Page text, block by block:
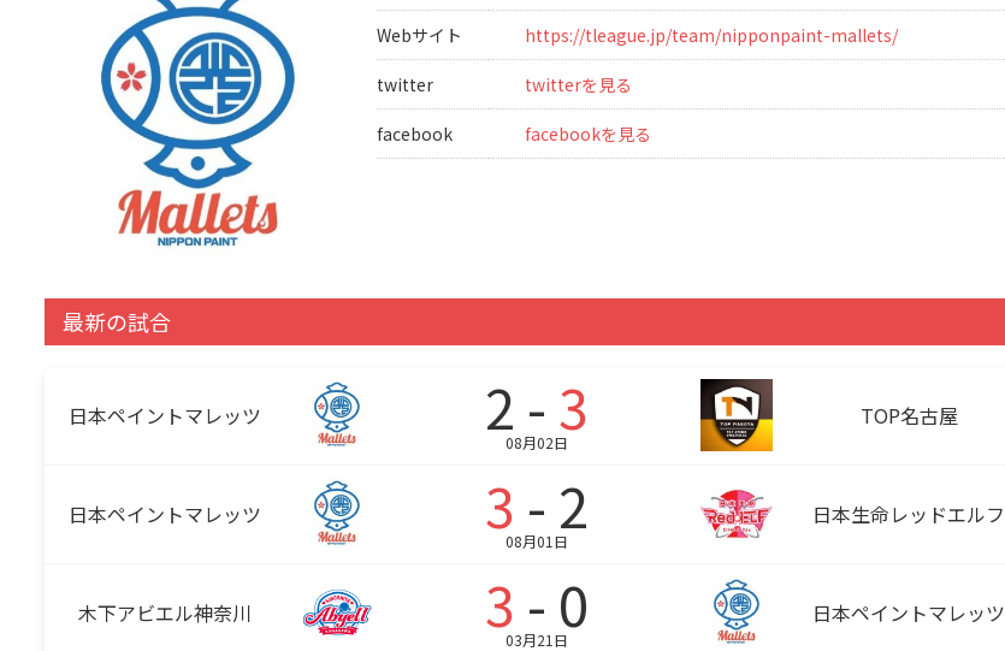
Webサイト https://tleague.jp/team/nipponpaint-mallets/
twitter twitterを見る
facebook facebookを見る
最新の試合
日本ペイントマレッツ 2 - 3
08月02日
TOP名古屋
日本ペイントマレッツ 3 - 2
08月01日
日本生命レッドエルフ
木下アビエル神奈川 3 - 0
03月21日
日本ペイントマレッツ